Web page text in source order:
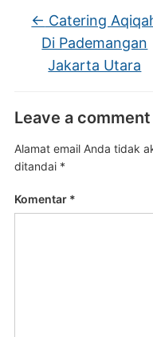
← Catering
Di Pademangan
Jakarta Utara
Leave a comment
Alamat email Anda tidak
ditandai *
Komentar *